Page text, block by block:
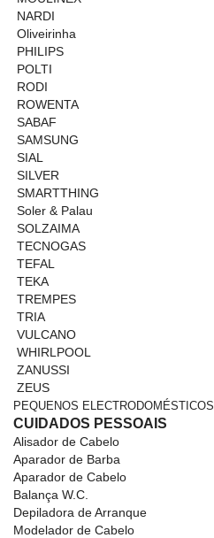
NARDI
Oliveirinha
PHILIPS
POLTI
RODI
ROWENTA
SABAF
SAMSUNG
SIAL
SILVER
SMARTTHING
Soler & Palau
SOLZAIMA
TECNOGAS
TEFAL
TEKA
TREMPES
TRIA
VULCANO
WHIRLPOOL
ZANUSSI
ZEUS
PEQUENOS ELECTRODOMÉSTICOS
CUIDADOS PESSOAIS
Alisador de Cabelo
Aparador de Barba
Aparador de Cabelo
Balança W.C.
Depiladora de Arranque
Modelador de Cabelo